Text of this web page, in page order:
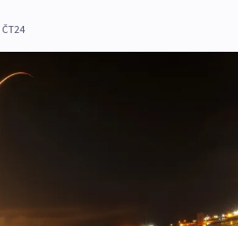
ČT24